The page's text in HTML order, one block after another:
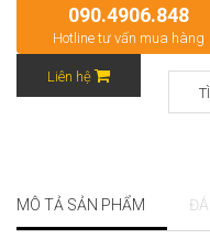
090.4906.848
Hotline tư vấn mua hàng
Liên hệ
MÔ TẢ SẢN PHẨM